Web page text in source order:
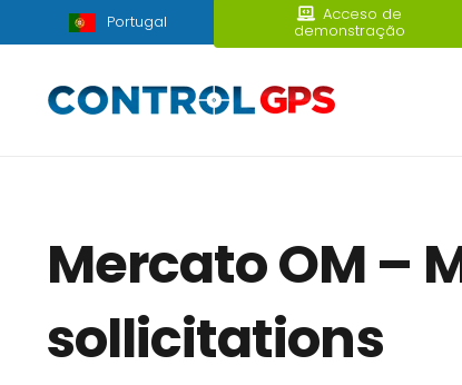
Portugal Acceso de
demonstração
Mercato OM –
sollicitations